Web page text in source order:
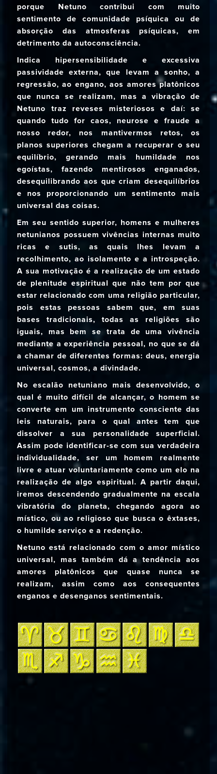
porque Netuno contribui com muito
sentimento de comunidade psíquica ou de
absorção das atmosferas psíquicas, em
detrimento da autoconsciência.
Indica hipersensibilidade e excessiva
passividade externa, que levam a sonho, a
regressão, ao engano, aos amores platônicos
que nunca se realizam, mas a vibração de
Netuno traz reveses misteriosos e daí: se
quando tudo for caos, neurose e fraude a
nosso redor, nos mantivermos retos, os
planos superiores chegam a recuperar o seu
equilíbrio, gerando mais humildade nos
egoístas, fazendo mentirosos enganados,
desequilibrando aos que criam desequilíbrios
e nos proporcionando um sentimento mais
universal das coisas.
Em seu sentido superior, homens e mulheres
netunianos possuem vivências internas muito
ricas e sutis, as quais lhes levam a
recolhimento, ao isolamento e a introspeção.
A sua motivação é a realização de um estado
de plenitude espiritual que não tem por que
estar relacionado com uma religião particular,
pois estas pessoas sabem que, em suas
bases tradicionais, todas as religiões são
iguais, mas bem se trata de uma vivência
mediante a experiência pessoal, no que se dá
a chamar de diferentes formas: deus, energia
universal, cosmos, a divindade.
No escalão netuniano mais desenvolvido, o
qual é muito difícil de alcançar, o homem se
converte em um instrumento consciente das
leis naturais, para o qual antes tem que
dissolver a sua personalidade superficial.
Assim pode identificar-se com sua verdadeira
individualidade, ser um homem realmente
livre e atuar voluntariamente como um elo na
realização de algo espiritual. A partir daqui,
iremos descendendo gradualmente na escala
vibratória do planeta, chegando agora ao
místico, ou ao religioso que busca o êxtases,
o humilde serviço e a redenção.
Netuno está relacionado com o amor místico
universal, mas também dá a tendência aos
amores platônicos que quase nunca se
realizam, assim como aos consequentes
enganos e desenganos sentimentais.